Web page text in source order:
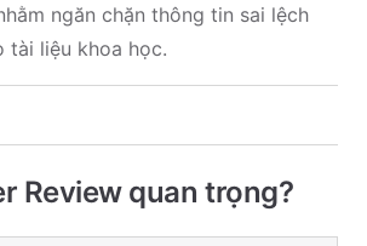
ngăn chặn thông tin sai lệch
tài liệu khoa học.
Review quan trọng?